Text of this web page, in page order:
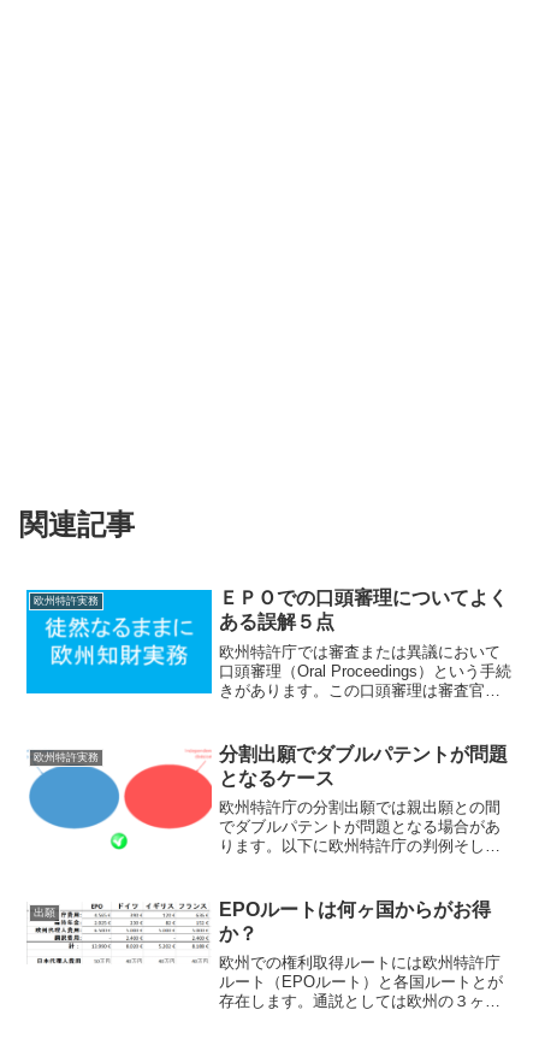
関連記事
欧州特許実務
ＥＰＯでの口頭審理についてよく
ある誤解５点
欧州特許庁では審査または異議において
口頭審理（Oral Proceedings）という手続
きがあります。この口頭審理は審査官と
点も多いです。このため日本特許庁の面
接と同...
欧州特許実務
分割出願でダブルパテントが問題
となるケース
欧州特許庁の分割出願では親出願との間
でダブルパテントが問題となる場合があ
ります。以下に欧州特許庁の判例そして
題とならない場合とを紹介します。ダブ
ルパテントが問題とならな...
出願
EPOルートは何ヶ国からがお得
か？
欧州での権利取得ルートには欧州特許庁
ルート（EPOルート）と各国ルートとが
存在します。通説としては欧州の３ヶ国